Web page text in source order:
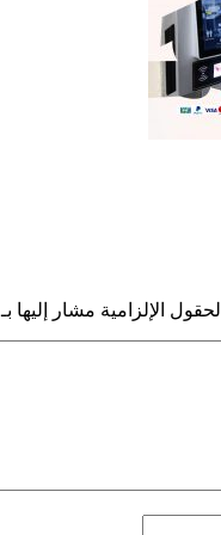
الحقول الإلزامية مشار إليها بـ